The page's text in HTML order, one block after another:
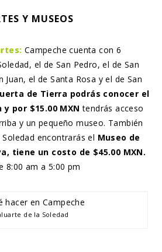
Y MUSEOS
Campeche cuenta con 6
el de San Pedro, el de San
Juan, el de Santa Rosa y el de San
de Tierra podrás conocer el
por $15.00 MXN tendrás acceso
y un pequeño museo. También
encontrarás el Museo de
tiene un costo de $45.00 MXN.
8:00 am a 5:00 pm
de la Soledad